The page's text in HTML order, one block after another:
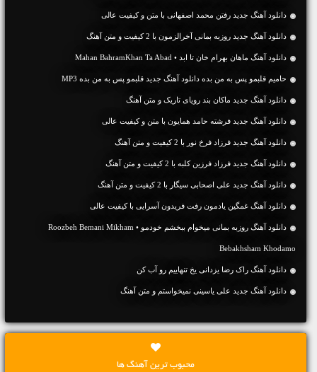
دانلود آهنگ جديد رفتن محمد اصفهانی با متن و کیفیت عالی
دانلود آهنگ جديد روزبه بمانی آخرالزمون با 2 کیفیت و متن آهنگ
دانلود آهنگ ماهان بهرام خان تا ابد • Mahan BahramKhan Ta Abad
حامیم قلبمو پس به من بده دانلود آهنگ جدید قلبمو پس به من بده MP3
دانلود آهنگ جديد ماکان بند رویای تاریک و متن آهنگ
دانلود آهنگ جديد فرشته حامد همایون با متن و کیفیت عالی
دانلود آهنگ جديد فرزاد فرخ نور با 2 کیفیت و متن آهنگ
دانلود آهنگ جديد فرزاد فرزین کلبه با 2 کیفیت و متن آهنگ
دانلود آهنگ جديد علی اصحابی سیگار با 2 کیفیت و متن آهنگ
دانلود آهنگ غمگین یادمون رفت فریدون آسرایی با کیفیت عالی
دانلود آهنگ روزبه بمانی میخوام ببخشم خودمو • Roozbeh Bemani Mikham
Bebakhsham Khodamo
دانلود آهنگ راک رضا یزدانی یخ تنهاییم رو آب کن
دانلود آهنگ جديد علی یاسینی نمیخواستم و متن آهنگ
محبوب ترین آهنگ ها